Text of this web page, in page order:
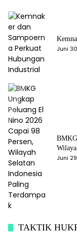
Juni
Juni
TAKTIK